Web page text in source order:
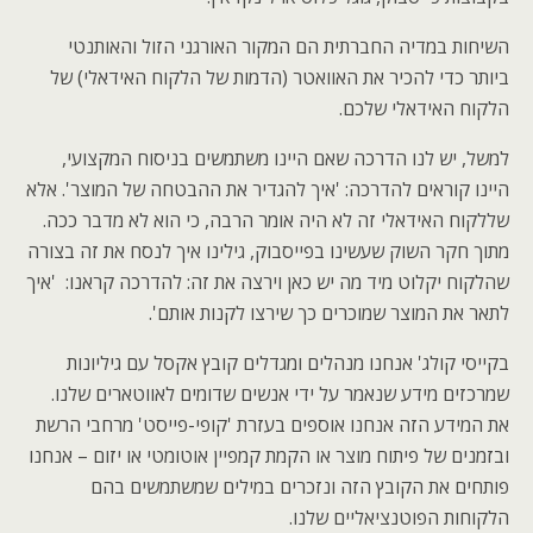
השיחות במדיה החברתית הם המקור האורגני הזול והאותנטי
ביותר כדי להכיר את האוואטר (הדמות של הלקוח האידאלי) של
הלקוח האידאלי שלכם.
למשל, יש לנו הדרכה שאם היינו משתמשים בניסוח המקצועי,
היינו קוראים להדרכה: 'איך להגדיר את ההבטחה של המוצר'. אלא
שללקוח האידאלי זה לא היה אומר הרבה, כי הוא לא מדבר ככה.
מתוך חקר השוק שעשינו בפייסבוק, גילינו איך לנסח את זה בצורה
שהלקוח יקלוט מיד מה יש כאן וירצה את זה: להדרכה קראנו: 'איך
לתאר את המוצר שמוכרים כך שירצו לקנות אותם'.
בקייסי קולג' אנחנו מנהלים ומגדלים קובץ אקסל עם גיליונות
שמרכזים מידע שנאמר על ידי אנשים שדומים לאווטארים שלנו.
את המידע הזה אנחנו אוספים בעזרת 'קופי-פייסט' מרחבי הרשת
ובזמנים של פיתוח מוצר או הקמת קמפיין אוטומטי או יזום – אנחנו
פותחים את הקובץ הזה ונזכרים במילים שמשתמשים בהם
הלקוחות הפוטנציאליים שלנו.